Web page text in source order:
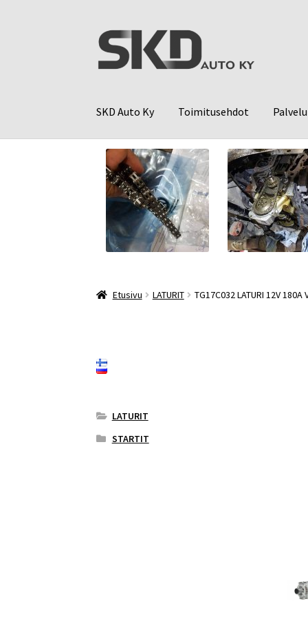
Siirry
navigointiin
Siirry
sisältöön
SKD Auto Ky Toimitusehdot
Etusivu LATURIT TG17C032 LATURI 12V 180A
LATURIT
STARTIT